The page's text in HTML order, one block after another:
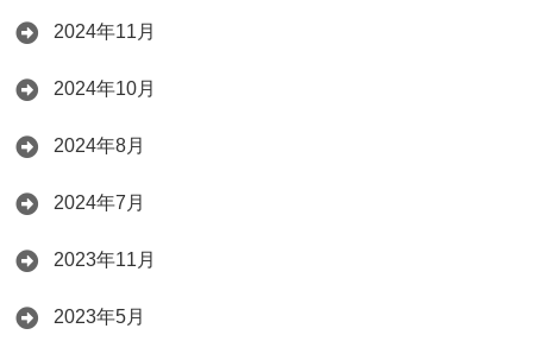
2024年11月
2024年10月
2024年8月
2024年7月
2023年11月
2023年5月